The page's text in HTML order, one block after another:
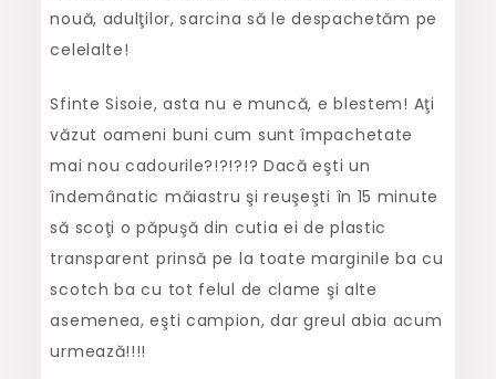
nouă, adulţilor, sarcina să le despachetăm pe
celelalte!
Sfinte Sisoie, asta nu e muncă, e blestem! Aţi
văzut oameni buni cum sunt împachetate
mai nou cadourile?!?!?!? Dacă eşti un
îndemânatic măiastru şi reuşeşti în 15 minute
să scoţi o păpuşă din cutia ei de plastic
transparent prinsă pe la toate marginile ba cu
scotch ba cu tot felul de clame şi alte
asemenea, eşti campion, dar greul abia acum
urmează!!!!